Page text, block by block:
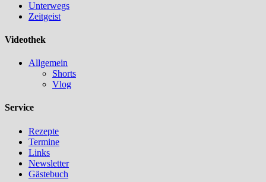
Unterwegs
Zeitgeist
Videothek
Allgemein
Shorts
Vlog
Service
Rezepte
Termine
Links
Newsletter
Gästebuch